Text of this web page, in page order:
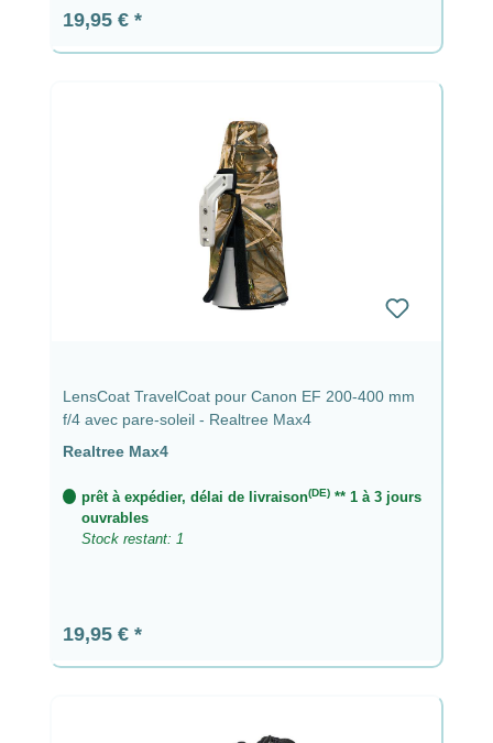
Prix régulier :
19,95 €
LensCoat TravelCoat pour Canon EF 200-400 mm
f/4 avec pare-soleil - Realtree Max4
Realtree Max4
prêt à expédier, délai de livraison(DE)** 1 à 3 jours
ouvrables
Stock restant: 1
Prix régulier :
19,95 €